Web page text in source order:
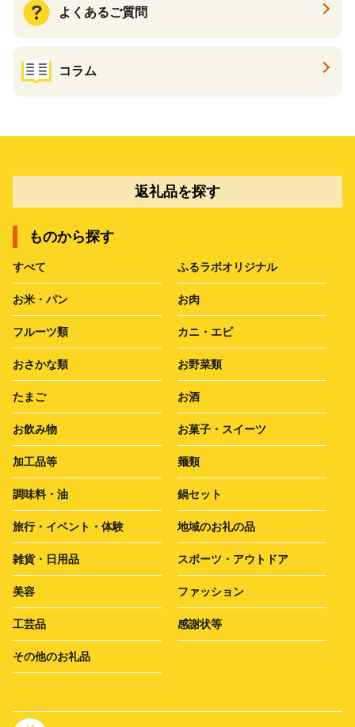
よくあるご質問
コラム
返礼品を探す
ものから探す
すべて ふるラボオリジナル
お米・パン お肉
フルーツ類 カニ・エビ
おさかな類 お野菜類
たまご お酒
お飲み物 お菓子・スイーツ
加工品等 麺類
調味料・油 鍋セット
旅行・イベント・体験 地域のお礼の品
雑貨・日用品 スポーツ・アウトドア
美容 ファッション
工芸品 感謝状等
その他のお礼品